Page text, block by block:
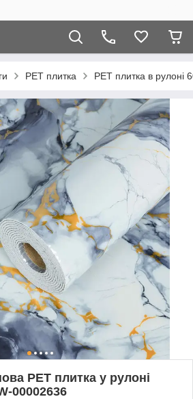
PET плитка PET плитка в рулоні
PET плитка у рулоні
00002636